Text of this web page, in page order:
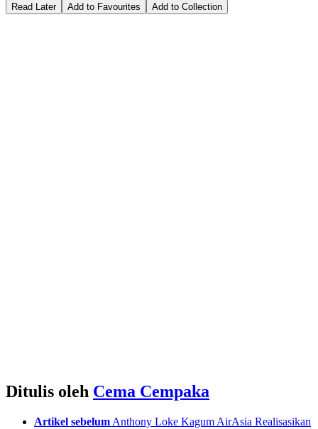
Read Later Add to Favourites Add to Collection
Ditulis oleh Cema Cempaka
Artikel sebelum Anthony Loke Kagum AirAsia Realisasikan